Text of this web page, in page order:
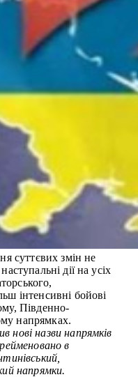
суттєвих змін не
дії на усіх
інтенсивні бойові
Південно-
напрямках.
нові назви напрямків
в
напрямки.